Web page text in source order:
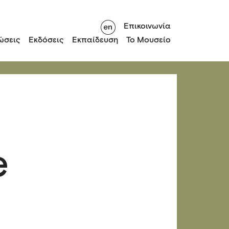
Εκδόσεις Εκπαίδευση Το Μουσείο
Επικοινωνία